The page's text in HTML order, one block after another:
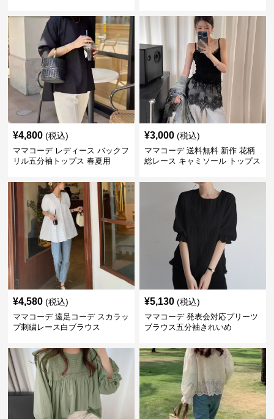
¥4,800 (税込)
ママコーデ レディース バックフ
リル五分袖トップス 春夏用
¥3,000 (税込)
ママコーデ 送料無料 新作 花柄
総レース キャミソール トップス
¥4,580 (税込)
ママコーデ 遠足コーデ スカラッ
プ刺繍レース白ブラウス
¥5,130 (税込)
ママコーデ 発表会対応プリーツ
ブラウス五分袖きれいめ